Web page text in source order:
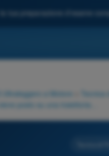
tua preparazione d'esame
Ultraleggero a Motore